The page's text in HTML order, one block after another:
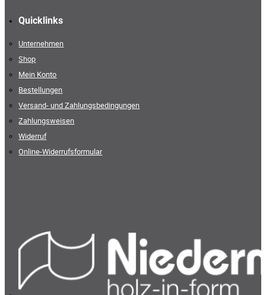
Quicklinks
Unternehmen
Shop
Mein Konto
Bestellungen
Versand- und Zahlungsbedingungen
Zahlungsweisen
Widerruf
Online-Widerrufsformular